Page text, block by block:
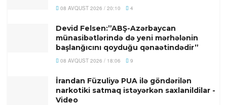
08 AVQUST 2026 / 20:10 4
Devid Felsen:”ABŞ-Azərbaycan
münasibətlərində də yeni mərhələnin
başlanğıcını qoyduğu qənaətindədir”
08 AVQUST 2026 / 18:06 9
İrandan Füzuliyə PUA ilə göndərilən
narkotiki satmaq istəyərkən saxlanildilar -
Video